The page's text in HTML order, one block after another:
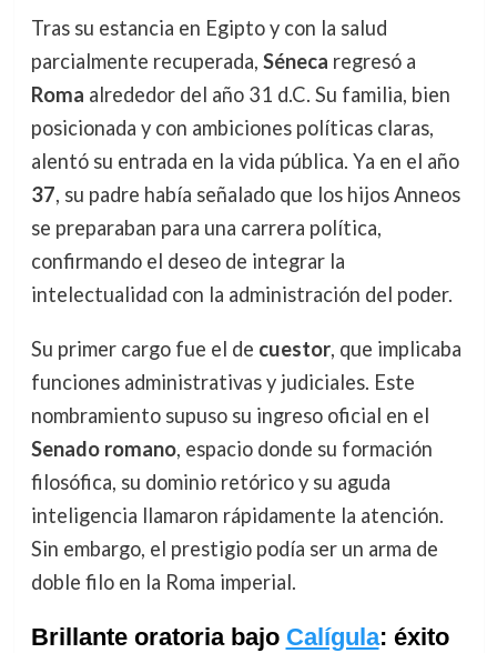
Tras su estancia en Egipto y con la salud
parcialmente recuperada, Séneca regresó a
Roma alrededor del año 31 d.C. Su familia, bien
posicionada y con ambiciones políticas claras,
alentó su entrada en la vida pública. Ya en el año
37, su padre había señalado que los hijos Anneos
se preparaban para una carrera política,
confirmando el deseo de integrar la
intelectualidad con la administración del poder.
Su primer cargo fue el de cuestor, que implicaba
funciones administrativas y judiciales. Este
nombramiento supuso su ingreso oficial en el
Senado romano, espacio donde su formación
filosófica, su dominio retórico y su aguda
inteligencia llamaron rápidamente la atención.
Sin embargo, el prestigio podía ser un arma de
doble filo en la Roma imperial.
Brillante oratoria bajo Calígula: éxito